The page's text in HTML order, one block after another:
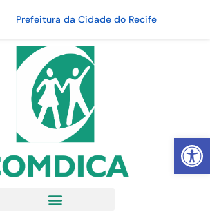
Abrir
Prefeitura da Cidade do Recife